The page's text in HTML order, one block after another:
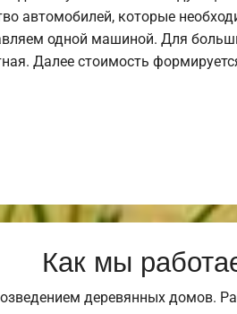
автомобилей, которые
одной машиной. Для
Далее стоимость
Как мы
деревянных домов.